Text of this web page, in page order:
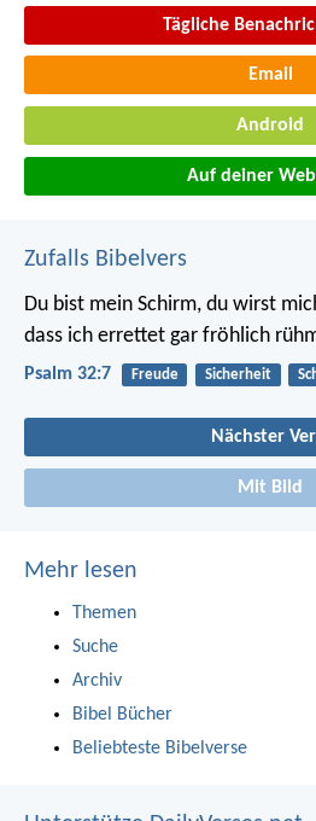
Tägliche
Email
Android
Auf deiner
Zufalls Bibelvers
Du bist mein Schirm, du wirst
dass ich errettet gar fröhlich
Psalm 32:7 Freude Sicherheit
Nächster
Mit Bild
Mehr lesen
Themen
Suche
Archiv
Bibel Bücher
Beliebteste Bibelverse